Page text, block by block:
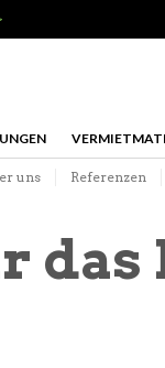
uns Referenzen
das